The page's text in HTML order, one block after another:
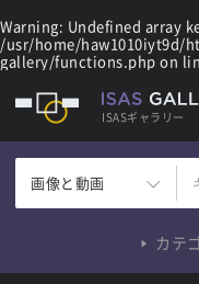
Warning: Undefined array
/usr/home/haw1010iyt9d/
gallery/functions.php on
ISASギャラリー
画像と動画
カテ